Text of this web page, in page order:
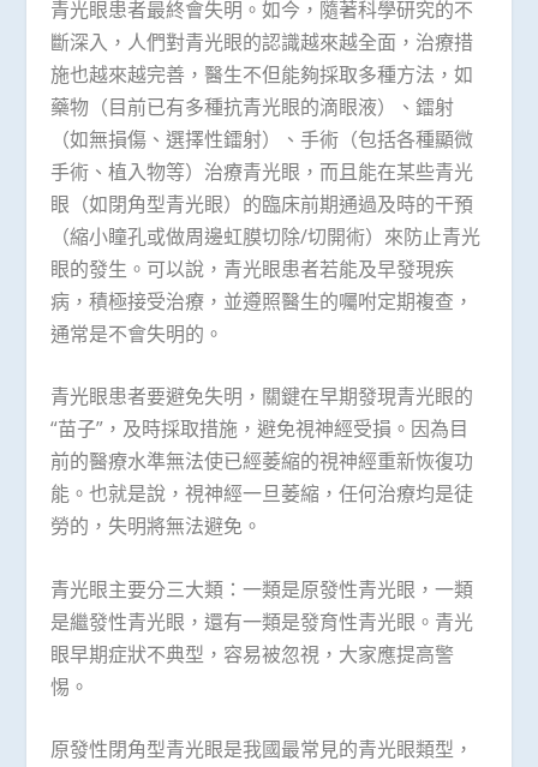
青光眼患者最終會失明。如今，隨著科學研究的不
斷深入，人們對青光眼的認識越來越全面，治療措
施也越來越完善，醫生不但能夠採取多種方法，如
藥物（目前已有多種抗青光眼的滴眼液）、鐳射
（如無損傷、選擇性鐳射）、手術（包括各種顯微
手術、植入物等）治療青光眼，而且能在某些青光
眼（如閉角型青光眼）的臨床前期通過及時的干預
（縮小瞳孔或做周邊虹膜切除/切開術）來防止青光
眼的發生。可以說，青光眼患者若能及早發現疾
病，積極接受治療，並遵照醫生的囑咐定期複查，
通常是不會失明的。
青光眼患者要避免失明，關鍵在早期發現青光眼的
“苗子”，及時採取措施，避免視神經受損。因為目
前的醫療水準無法使已經萎縮的視神經重新恢復功
能。也就是說，視神經一旦萎縮，任何治療均是徒
勞的，失明將無法避免。
青光眼主要分三大類：一類是原發性青光眼，一類
是繼發性青光眼，還有一類是發育性青光眼。青光
眼早期症狀不典型，容易被忽視，大家應提高警
惕。
原發性閉角型青光眼是我國最常見的青光眼類型，